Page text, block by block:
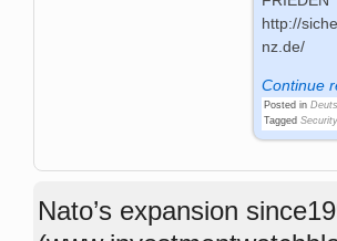
http://
nz.de/
Continue
Posted in
Tagged
Nato’s expansion